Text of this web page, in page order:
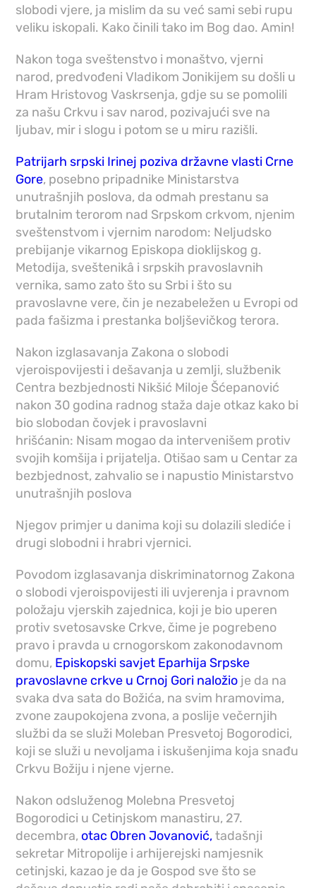
slobodi vjere, ja mislim da su već sami sebi rupu
veliku iskopali. Kako činili tako im Bog dao. Amin!
Nakon toga sveštenstvo i monaštvo, vjerni
narod, predvođeni Vladikom Jonikijem su došli u
Hram Hristovog Vaskrsenja, gdje su se pomolili
za našu Crkvu i sav narod, pozivajući sve na
ljubav, mir i slogu i potom se u miru razišli.
Patrijarh srpski Irinej poziva državne vlasti Crne
Gore, posebno pripadnike Ministarstva
unutrašnjih poslova, da odmah prestanu sa
brutalnim terorom nad Srpskom crkvom, njenim
sveštenstvom i vjernim narodom: Neljudsko
prebijanje vikarnog Episkopa dioklijskog g.
Metodija, sveštenikâ i srpskih pravoslavnih
vernika, samo zato što su Srbi i što su
pravoslavne vere, čin je nezabeležen u Evropi od
pada fašizma i prestanka boljševičkog terora.
Nakon izglasavanja Zakona o slobodi
vjeroispovijesti i dešavanja u zemlji, službenik
Centra bezbjednosti Nikšić Miloje Šćepanović
nakon 30 godina radnog staža daje otkaz kako bi
bio slobodan čovjek i pravoslavni
hrišćanin: Nisam mogao da intervenišem protiv
svojih komšija i prijatelja. Otišao sam u Centar za
bezbjednost, zahvalio se i napustio Ministarstvo
unutrašnjih poslova
Njegov primjer u danima koji su dolazili slediće i
drugi slobodni i hrabri vjernici.
Povodom izglasavanja diskriminatornog Zakona
o slobodi vjeroispovijesti ili uvjerenja i pravnom
položaju vjerskih zajednica, koji je bio uperen
protiv svetosavske Crkve, čime je pogrebeno
pravo i pravda u crnogorskom zakonodavnom
domu, Episkopski savjet Eparhija Srpske
pravoslavne crkve u Crnoj Gori naložio je da na
svaka dva sata do Božića, na svim hramovima,
zvone zaupokojena zvona, a poslije večernjih
službi da se služi Moleban Presvetoj Bogorodici,
koji se služi u nevoljama i iskušenjima koja snađu
Crkvu Božiju i njene vjerne.
Nakon odsluženog Molebna Presvetoj
Bogorodici u Cetinjskom manastiru, 27.
decembra, otac Obren Jovanović,tadašnji
sekretar Mitropolije i arhijerejski namjesnik
cetinjski, kazao je da je Gospod sve što se